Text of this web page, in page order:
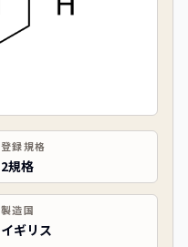
登録規格
2規格
製造国
イギリス